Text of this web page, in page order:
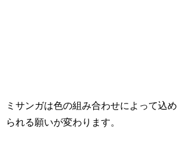
ミサンガは色の組み合わせによって込め
られる願いが変わります。